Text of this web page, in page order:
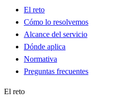
El reto
Cómo lo resolvemos
Alcance del servicio
Dónde aplica
Normativa
Preguntas frecuentes
El reto